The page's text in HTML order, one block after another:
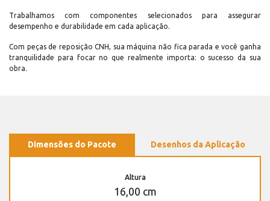
Trabalhamos com componentes selecionados para assegurar
desempenho e durabilidade em cada aplicação.
Com peças de reposição CNH, sua máquina não fica parada e você ganha
tranquilidade para focar no que realmente importa: o sucesso da sua
obra.
Dimensões do Pacote Desenhos da Aplicação
Altura
16,00 cm